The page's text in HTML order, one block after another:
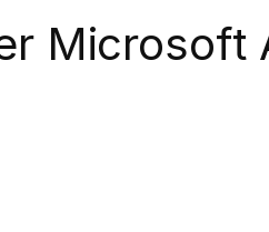
Microsoft